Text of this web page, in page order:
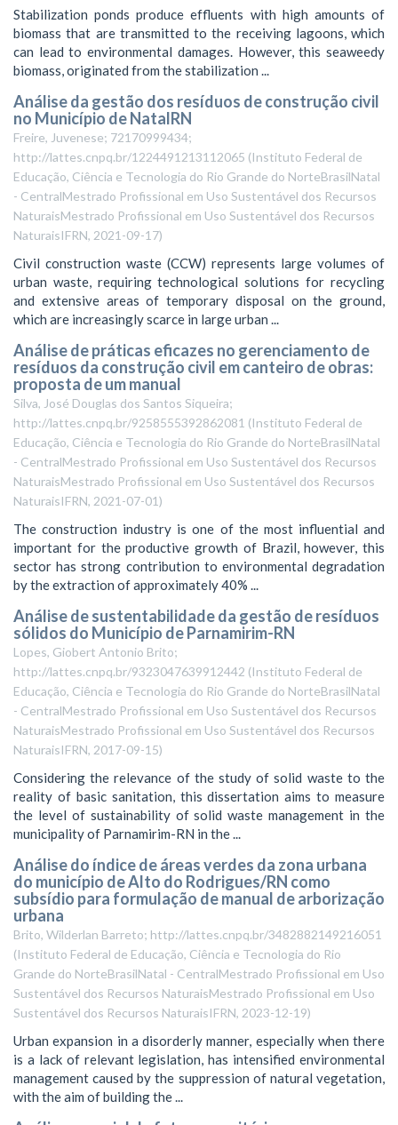
Stabilization ponds produce effluents with high amounts of
biomass that are transmitted to the receiving lagoons, which
can lead to environmental damages. However, this seaweedy
biomass, originated from the stabilization ...
Análise da gestão dos resíduos de construção civil
no Município de NatalRN
Freire, Juvenese; 72170999434;
http://lattes.cnpq.br/1224491213112065 (Instituto Federal de
Educação, Ciência e Tecnologia do Rio Grande do NorteBrasilNatal
- CentralMestrado Profissional em Uso Sustentável dos Recursos
NaturaisMestrado Profissional em Uso Sustentável dos Recursos
NaturaisIFRN, 2021-09-17)
Civil construction waste (CCW) represents large volumes of
urban waste, requiring technological solutions for recycling
and extensive areas of temporary disposal on the ground,
which are increasingly scarce in large urban ...
Análise de práticas eficazes no gerenciamento de
resíduos da construção civil em canteiro de obras:
proposta de um manual
Silva, José Douglas dos Santos Siqueira;
http://lattes.cnpq.br/9258555392862081 (Instituto Federal de
Educação, Ciência e Tecnologia do Rio Grande do NorteBrasilNatal
- CentralMestrado Profissional em Uso Sustentável dos Recursos
NaturaisMestrado Profissional em Uso Sustentável dos Recursos
NaturaisIFRN, 2021-07-01)
The construction industry is one of the most influential and
important for the productive growth of Brazil, however, this
sector has strong contribution to environmental degradation
by the extraction of approximately 40% ...
Análise de sustentabilidade da gestão de resíduos
sólidos do Município de Parnamirim-RN
Lopes, Giobert Antonio Brito;
http://lattes.cnpq.br/9323047639912442 (Instituto Federal de
Educação, Ciência e Tecnologia do Rio Grande do NorteBrasilNatal
- CentralMestrado Profissional em Uso Sustentável dos Recursos
NaturaisMestrado Profissional em Uso Sustentável dos Recursos
NaturaisIFRN, 2017-09-15)
Considering the relevance of the study of solid waste to the
reality of basic sanitation, this dissertation aims to measure
the level of sustainability of solid waste management in the
municipality of Parnamirim-RN in the ...
Análise do índice de áreas verdes da zona urbana
do município de Alto do Rodrigues/RN como
subsídio para formulação de manual de arborização
urbana
Brito, Wilderlan Barreto; http://lattes.cnpq.br/3482882149216051
(Instituto Federal de Educação, Ciência e Tecnologia do Rio
Grande do NorteBrasilNatal - CentralMestrado Profissional em Uso
Sustentável dos Recursos NaturaisMestrado Profissional em Uso
Sustentável dos Recursos NaturaisIFRN, 2023-12-19)
Urban expansion in a disorderly manner, especially when there
is a lack of relevant legislation, has intensified environmental
management caused by the suppression of natural vegetation,
with the aim of building the ...